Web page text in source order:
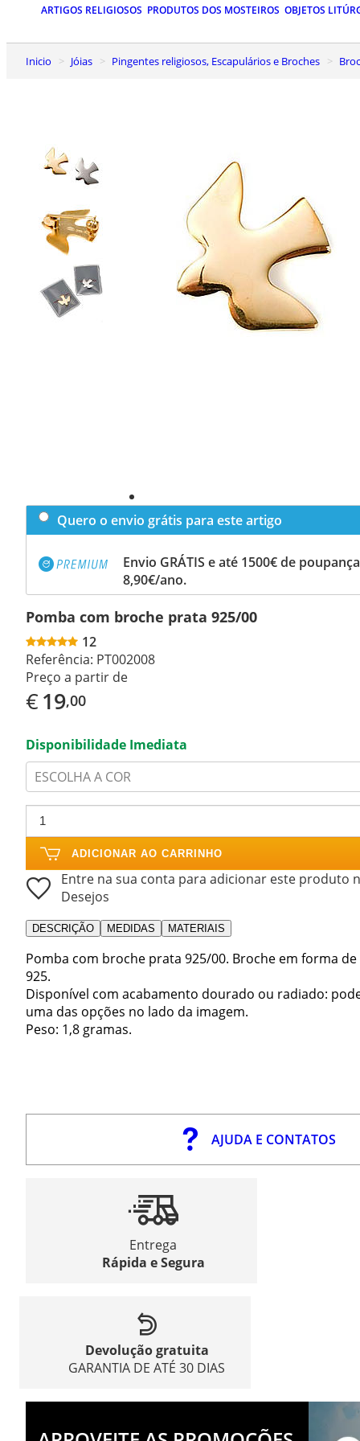
ARTIGOS RELIGIOSOS PRODUTOS DOS MOSTEIROS OBJETOS
Inicio Jóias Pingentes religiosos, Escapulários e Broches
Quero o envio grátis para este artigo
Envio GRÁTIS e até 1500€ de
8,90€/ano.
Pomba com broche prata 925/00
12
Referência: PT002008
Preço a partir de
€19,00
Disponibilidade Imediata
ESCOLHA A COR
ADICIONAR AO CARRINHO
Entre na sua conta para adicionar este produto
Desejos
DESCRIÇÃO MEDIDAS MATERIAIS
Pomba com broche prata 925/00. Broche em forma
925.
Disponível com acabamento dourado ou radiado:
uma das opções no lado da imagem.
Peso: 1,8 gramas.
AJUDA E CONTATOS
Entrega
Rápida e Segura
Devolução gratuita
GARANTIA DE ATÉ 30 DIAS